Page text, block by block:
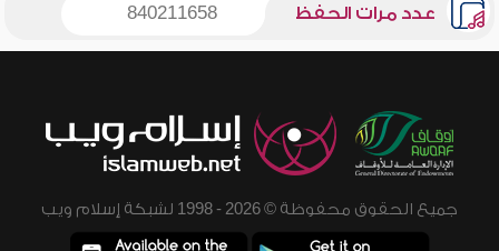
عدد مرات الحفظ 840211658
جميع الحقوق محفوظة © 2026 - 1998 لشبكة إسلام ويب